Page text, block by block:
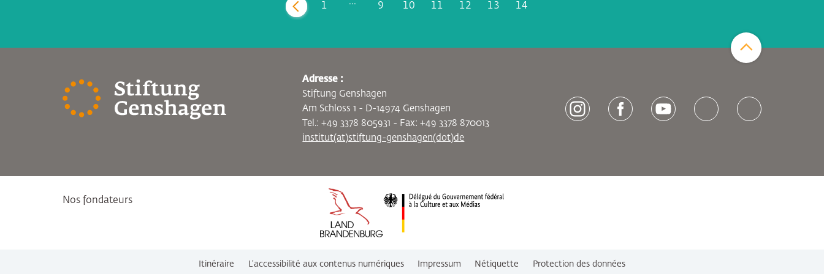
zurück
1 9 10 11 12 13 14
Zum Seitenanfang
[socialLinksTitle]
Adresse :
Stiftung Genshagen
Am Schloss 1 - D-14974 Genshagen
Tel.: +49 3378 805931 - Fax: +49 3378 870013
institut(at)stiftung-genshagen(dot)de
Nos fondateurs
Itinéraire L’accessibilité aux contenus numériques Impressum Nétiquette Protection des données